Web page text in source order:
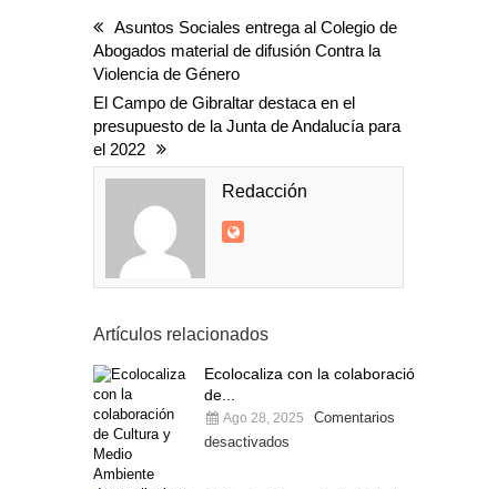
Asuntos Sociales entrega al Colegio de
Abogados material de difusión Contra la
Violencia de Género
El Campo de Gibraltar destaca en el
presupuesto de la Junta de Andalucía para
el 2022
Redacción
Artículos relacionados
Ecolocaliza con la colaboración
de...
Ago 28, 2025
Comentarios
desactivados